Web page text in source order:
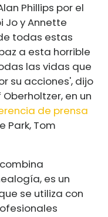
Phillips por el
Jo y Annette
todas estas
a esta horrible
las vidas que
su acciones', dijo
en un
de prensa
Park, Tom
es un
se utiliza con